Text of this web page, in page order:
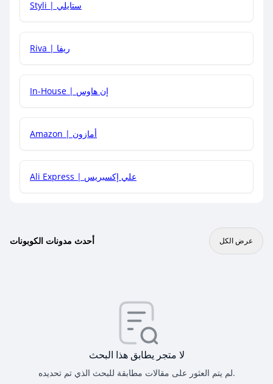
هل يمكنني جمع كود خصم مع العروض الأخرى؟
Styli | ستايلي
Riva | ريفا
In-House | إن هاوس
Amazon | أمازون
Ali Express | علي إكسبريس
أحدث مدونات الكوبونات عرض الكل
لا متجر يطابق هذا البحث
لم يتم العثور على مقالات مطابقة للبحث الذي تم تحديده.